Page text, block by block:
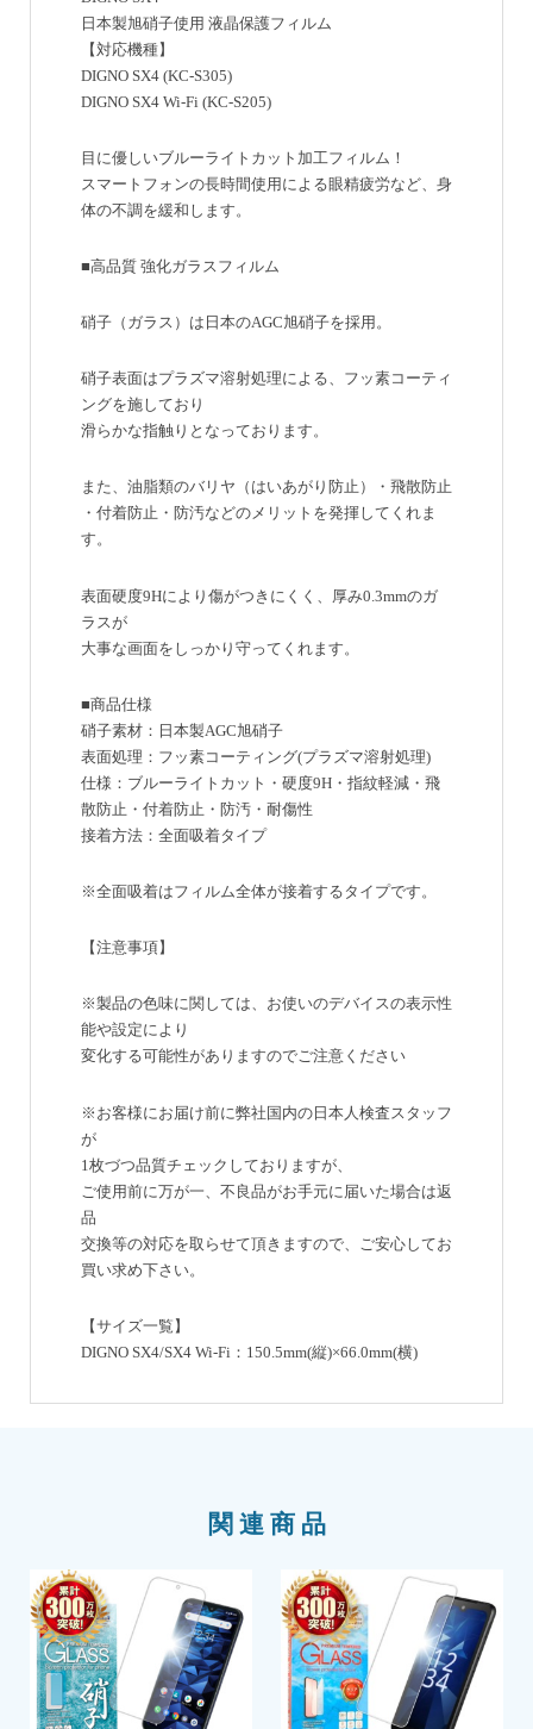
日本製旭硝子使用 液晶保護フィルム
【対応機種】
DIGNO SX4 (KC-S305)
DIGNO SX4 Wi-Fi (KC-S205)
目に優しいブルーライトカット加工フィルム！
スマートフォンの長時間使用による眼精疲労など、身
体の不調を緩和します。
■高品質 強化ガラスフィルム
硝子（ガラス）は日本のAGC旭硝子を採用。
硝子表面はプラズマ溶射処理による、フッ素コーティ
ングを施しており
滑らかな指触りとなっております。
また、油脂類のバリヤ（はいあがり防止）・飛散防止
・付着防止・防汚などのメリットを発揮してくれま
す。
表面硬度9Hにより傷がつきにくく、厚み0.3mmのガ
ラスが
大事な画面をしっかり守ってくれます。
■商品仕様
硝子素材：日本製AGC旭硝子
表面処理：フッ素コーティング(プラズマ溶射処理)
仕様：ブルーライトカット・硬度9H・指紋軽減・飛
散防止・付着防止・防汚・耐傷性
接着方法：全面吸着タイプ
※全面吸着はフィルム全体が接着するタイプです。
【注意事項】
※製品の色味に関しては、お使いのデバイスの表示性
能や設定により
変化する可能性がありますのでご注意ください
※お客様にお届け前に弊社国内の日本人検査スタッフ
が
1枚づつ品質チェックしておりますが、
ご使用前に万が一、不良品がお手元に届いた場合は返
品
交換等の対応を取らせて頂きますので、ご安心してお
買い求め下さい。
【サイズ一覧】
DIGNO SX4/SX4 Wi-Fi：150.5mm(縦)×66.0mm(横)
関連商品